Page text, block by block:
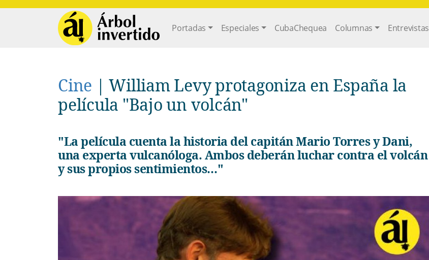
Main navigation
Portadas Especiales CubaChequea Columnas Entrevistas
Cine |William Levy protagoniza en España la
película "Bajo un volcán"
"La película cuenta la historia del capitán Mario Torres y Dani,
una experta vulcanóloga. Ambos deberán luchar contra el volcán
y sus propios sentimientos…"